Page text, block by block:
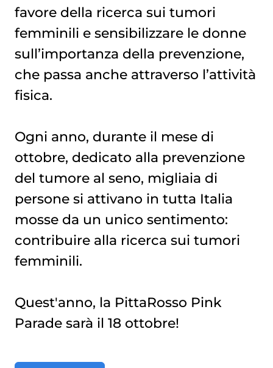
favore della ricerca sui tumori
femminili e sensibilizzare le donne
sull’importanza della prevenzione,
che passa anche attraverso l’attività
fisica.
Ogni anno, durante il mese di
ottobre, dedicato alla prevenzione
del tumore al seno, migliaia di
persone si attivano in tutta Italia
mosse da un unico sentimento:
contribuire alla ricerca sui tumori
femminili.
Quest'anno, la PittaRosso Pink
Parade sarà il 18 ottobre!